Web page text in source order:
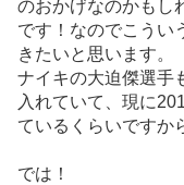
のおかげなのかもし
です！なのでこうい
きたいと思います。
ナイキの大迫傑選手
入れていて、現に
ているくらいですか
では！